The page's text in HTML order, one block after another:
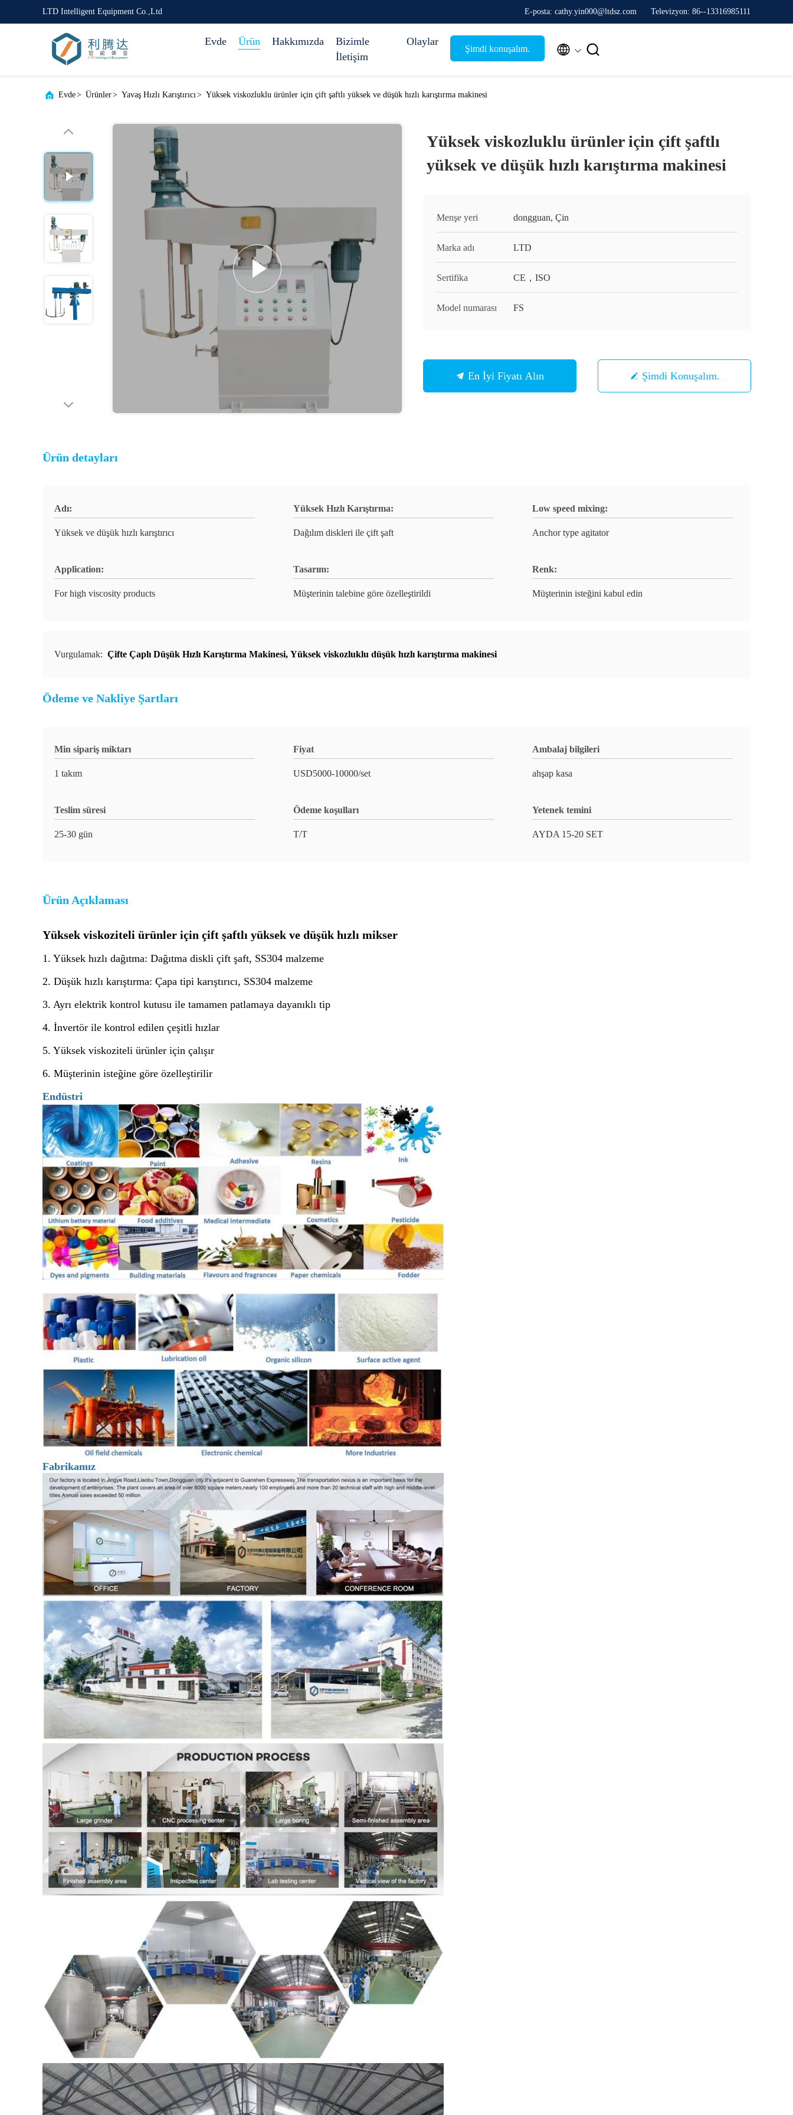
LTD Intelligent Equipment Co.,Ltd E-posta: cathy.yin000@ltdsz.com Televizyon: 86--13316985111
Evde Ürün Hakkımızda
Bizimle
İletişim
Olaylar
Şimdi konuşalım.  
Evde> Ürünler> Yavaş Hızlı Karıştırıcı> Yüksek viskozluklu ürünler için çift şaftlı yüksek ve düşük hızlı karıştırma makinesi
Yüksek viskozluklu ürünler için çift şaftlı
yüksek ve düşük hızlı karıştırma makinesi
Menşe yeri dongguan, Çin
Marka adı LTD
Sertifika CE，ISO
Model numarası FS
En İyi Fiyatı Alın Şimdi Konuşalım.
Ürün detayları
Adı:
Yüksek ve düşük hızlı karıştırıcı
Yüksek Hızlı Karıştırma:
Dağılım diskleri ile çift şaft
Low speed mixing:
Anchor type agitator
Application:
For high viscosity products
Tasarım:
Müşterinin talebine göre özelleştirildi
Renk:
Müşterinin isteğini kabul edin
Vurgulamak: Çifte Çaplı Düşük Hızlı Karıştırma Makinesi, Yüksek viskozluklu düşük hızlı karıştırma makinesi
Ödeme ve Nakliye Şartları
Min sipariş miktarı
1 takım
Fiyat
USD5000-10000/set
Ambalaj bilgileri
ahşap kasa
Teslim süresi
25-30 gün
Ödeme koşulları
T/T
Yetenek temini
AYDA 15-20 SET
Ürün Açıklaması
Yüksek viskoziteli ürünler için çift şaftlı yüksek ve düşük hızlı mikser
1. Yüksek hızlı dağıtma: Dağıtma diskli çift şaft, SS304 malzeme
2. Düşük hızlı karıştırma: Çapa tipi karıştırıcı, SS304 malzeme
3. Ayrı elektrik kontrol kutusu ile tamamen patlamaya dayanıklı tip
4. İnvertör ile kontrol edilen çeşitli hızlar
5. Yüksek viskoziteli ürünler için çalışır
6. Müşterinin isteğine göre özelleştirilir
Endüstri
Fabrikamız